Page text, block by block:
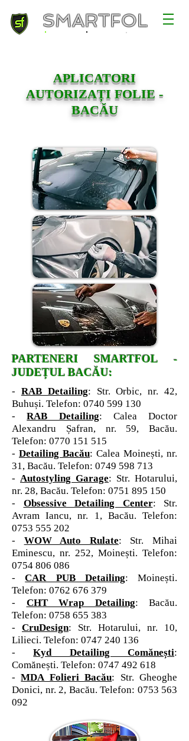
SMARTFOL
APLICATORI
AUTORIZAȚI FOLIE -
BACĂU
PARTENERI SMARTFOL -
JUDEȚUL BACĂU:
- RAB Detailing: Str. Orbic, nr. 42,
Buhuși. Telefon: 0740 599 130
-RAB Detailing: Calea Doctor
Alexandru Șafran, nr. 59, Bacău.
Telefon: 0770 151 515
- Detailing Bacău: Calea Moinești, nr.
31, Bacău. Telefon: 0749 598 713
- Autostyling Garage: Str. Hotarului,
nr. 28, Bacău. Telefon: 0751 895 150
- Obsessive Detailing Center: Str.
Avram Iancu, nr. 1, Bacău. Telefon:
0753 555 202
- WOW Auto Rulate: Str. Mihai
Eminescu, nr. 252, Moinești. Telefon:
0754 806 086
-CAR PUB Detailing: Moinești.
Telefon: 0762 676 379
- CHT Wrap Detailing: Bacău.
Telefon: 0758 655 383
- CruDesign: Str. Hotarului, nr. 10,
Lilieci. Telefon: 0747 240 136
-Kyd Detailing Comănești:
Comănești. Telefon: 0747 492 618
-MDA Folieri Bacău: Str. Gheoghe
Donici, nr. 2, Bacău. Telefon: 0753 563
092